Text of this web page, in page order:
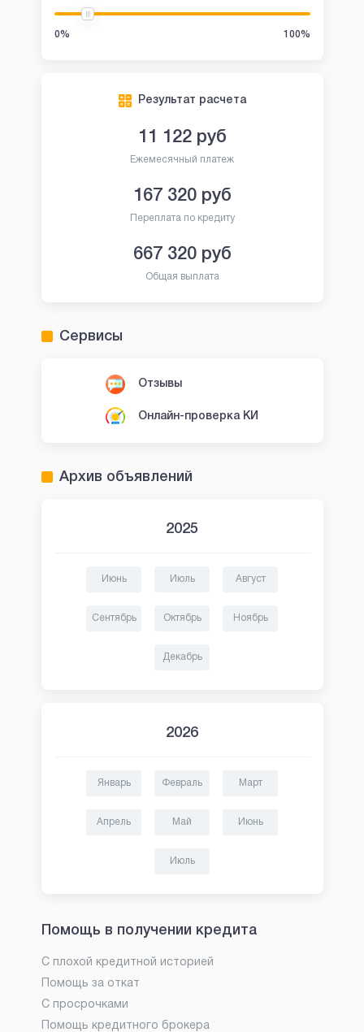
0% 100%
Результат расчета
11 122руб
Ежемесячный платеж
167 320руб
Переплата по кредиту
667 320руб
Общая выплата
Сервисы
Отзывы
Онлайн-проверка КИ
Архив объявлений
2025
Июнь Июль Август
Сентябрь Октябрь Ноябрь
Декабрь
2026
Январь Февраль Март
Апрель Май Июнь
Июль
Помощь в получении кредита
С плохой кредитной историей
Помощь за откат
С просрочками
Помощь кредитного брокера